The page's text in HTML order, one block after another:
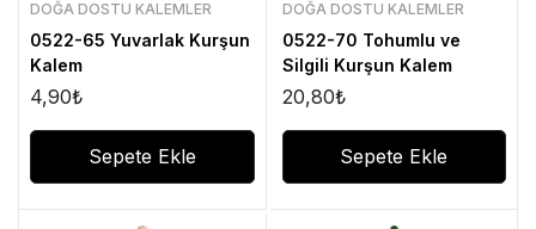
DOĞA DOSTU KALEMLER
0522-65 Yuvarlak Kurşun
Kalem
4,90₺
Sepete Ekle
DOĞA DOSTU KALEMLER
0522-70 Tohumlu ve
Silgili Kurşun Kalem
20,80₺
Sepete Ekle